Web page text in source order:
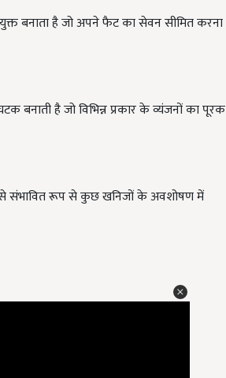
बनाता है जो अपने फैट का सेवन सीमित करना
है जो विभिन्न प्रकार के व्यंजनों का पूरक
संभावित रूप से कुछ खनिजों के अवशोषण में